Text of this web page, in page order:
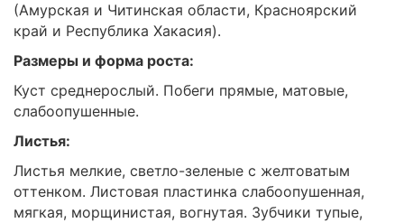
(Амурская и Читинская области, Красноярский
край и Республика Хакасия).
Размеры и форма роста:
Куст среднерослый. Побеги прямые, матовые,
слабоопушенные.
Листья:
Листья мелкие, светло-зеленые с желтоватым
оттенком. Листовая пластинка слабоопушенная,
мягкая, морщинистая, вогнутая. Зубчики тупые,